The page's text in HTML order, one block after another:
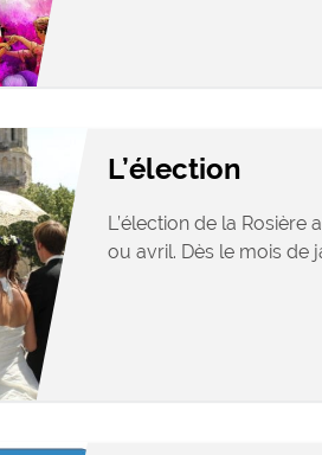
L’élection
L’élection de la Rosière
ou avril. Dès le mois de